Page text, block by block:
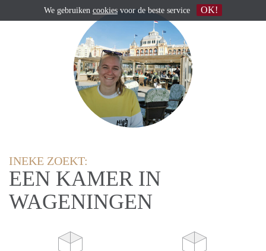
INEKE ZOEKT:
EEN KAMER IN
WAGENINGEN
We gebruiken cookies voor de beste service OK!